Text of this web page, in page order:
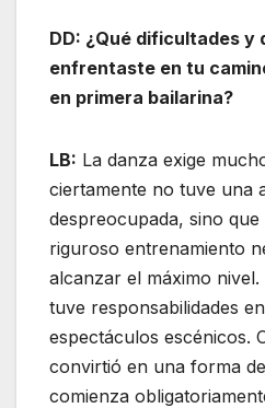
DD: ¿Qué dificultades y
enfrentaste en tu
en primera bailarina?
LB: La danza exige
ciertamente no tuve una
despreocupada, sino
riguroso entrenamiento
alcanzar el máximo
tuve responsabilidades
espectáculos escénicos.
convirtió en una forma
comienza